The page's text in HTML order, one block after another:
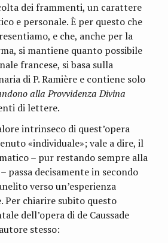
dei frammenti, un carattere
e personale. È per questo che
e che, anche per la
si mantiene quanto pos­sibile
francese, si basa sulla
di P. Ramière e contiene solo
alla Provvidenza Divina
di lettere.
intrinseco di quest’opera
«individuale»; vale a dire, il
– pur restando sempre alla
passa decisamente in secondo
verso un’esperienza
Per chiarire subito questo
dell’ope­ra di de Caussade
stesso: